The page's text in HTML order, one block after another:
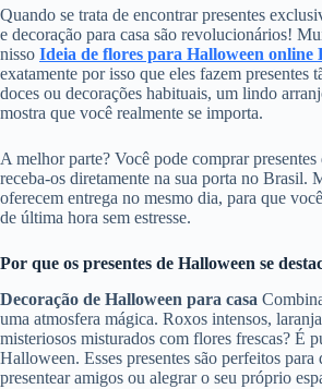
Quando se trata de encontrar presentes
e decoração para casa são revolucionários!
nisso Ideia de flores para Halloween online
exatamente por isso que eles fazem presentes
doces ou decorações habituais, um lindo
mostra que você realmente se importa.
A melhor parte? Você pode comprar
receba-os diretamente na sua porta no Brasil.
oferecem entrega no mesmo dia, para que
de última hora sem estresse.
Por que os presentes de Halloween se
Decoração de Halloween para casa
uma atmosfera mágica. Roxos intensos,
misteriosos misturados com flores frescas? É
Halloween. Esses presentes são perfeitos para
presentear amigos ou alegrar o seu próprio